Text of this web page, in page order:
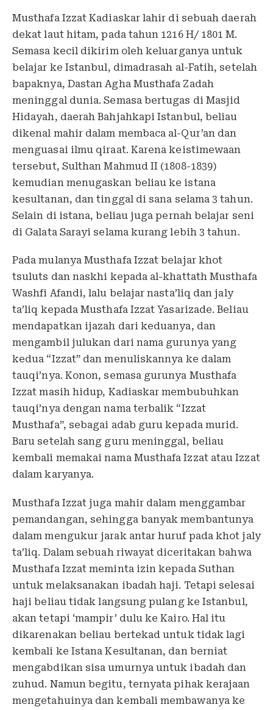
Musthafa Izzat Kadiaskar lahir di sebuah daerah
dekat laut hitam, pada tahun 1216 H/ 1801 M.
Semasa kecil dikirim oleh keluarganya untuk
belajar ke Istanbul, dimadrasah al-Fatih, setelah
bapaknya, Dastan Agha Musthafa Zadah
meninggal dunia. Semasa bertugas di Masjid
Hidayah, daerah Bahjahkapi Istanbul, beliau
dikenal mahir dalam membaca al-Qur’an dan
menguasai ilmu qiraat. Karena keistimewaan
tersebut, Sulthan Mahmud II (1808-1839)
kemudian menugaskan beliau ke istana
kesultanan, dan tinggal di sana selama 3 tahun.
Selain di istana, beliau juga pernah belajar seni
di Galata Sarayi selama kurang lebih 3 tahun.
Pada mulanya Musthafa Izzat belajar khot
tsuluts dan naskhi kepada al-khattath Musthafa
Washfi Afandi, lalu belajar nasta’liq dan jaly
ta’liq kepada Musthafa Izzat Yasarizade. Beliau
mendapatkan ijazah dari keduanya, dan
mengambil julukan dari nama gurunya yang
kedua “Izzat” dan menuliskannya ke dalam
tauqi’nya. Konon, semasa gurunya Musthafa
Izzat masih hidup, Kadiaskar membubuhkan
tauqi’nya dengan nama terbalik “Izzat
Musthafa”, sebagai adab guru kepada murid.
Baru setelah sang guru meninggal, beliau
kembali memakai nama Musthafa Izzat atau Izzat
dalam karyanya.
Musthafa Izzat juga mahir dalam menggambar
pemandangan, sehingga banyak membantunya
dalam mengukur jarak antar huruf pada khot jaly
ta’liq. Dalam sebuah riwayat diceritakan bahwa
Musthafa Izzat meminta izin kepada Suthan
untuk melaksanakan ibadah haji. Tetapi selesai
haji beliau tidak langsung pulang ke Istanbul,
akan tetapi ‘mampir’ dulu ke Kairo. Hal itu
dikarenakan beliau bertekad untuk tidak lagi
kembali ke Istana Kesultanan, dan berniat
mengabdikan sisa umurnya untuk ibadah dan
zuhud. Namun begitu, ternyata pihak kerajaan
mengetahuinya dan kembali membawanya ke